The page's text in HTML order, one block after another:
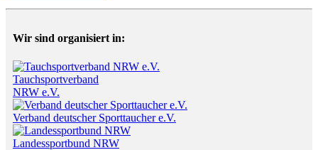
Wir sind organisiert in:
Tauchsportverband
NRW e.V.
Verband deutscher Sporttaucher e.V.
Landessportbund NRW